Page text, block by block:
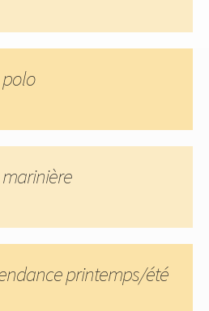
printemps/été